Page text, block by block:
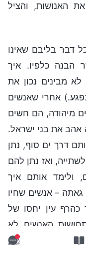
האנושות, והציל
דבר בליבם שאינו
הבנה כלפיו. איך
מבינים נכון את
אחרי שאנשים
מיהודה, הם חשים
אהב את בני ישראל.
דרך ים סוף, נתן
ואז נתן להם
ולימד אותם איך
– אנשים שחיו
כהרף עין יחסו של
האנשים לא
לפקפק, ואומרים,